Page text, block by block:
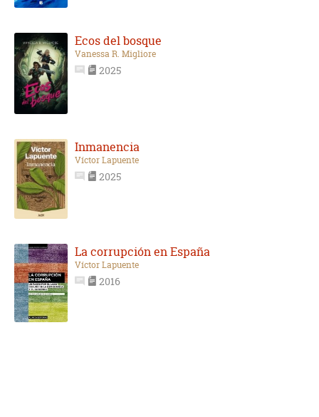
Ecos del bosque
Vanessa R. Migliore
2025
Inmanencia
Víctor Lapuente
2025
La corrupción en España
Víctor Lapuente
2016